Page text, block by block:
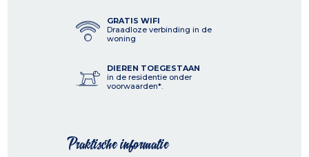
GRATIS WIFI
Draadloze verbinding in de
woning
DIEREN TOEGESTAAN
in de residentie onder
voorwaarden*.
Praktische informatie